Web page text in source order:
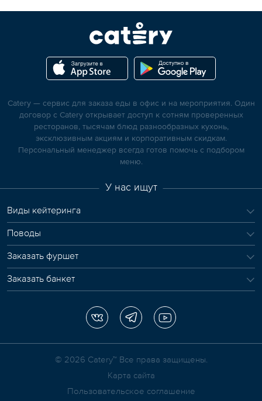
Catery — сервис для заказа еды в офис и на мероприятия. Один
договор с Catery открывает доступ к сотням проверенных
ресторанов, тысячам блюд разнообразных кухонь,
эксклюзивным акциям и корпоративным скидкам.
Персональный менеджер всегда готов помочь с подбором
меню.
У нас ищут
Виды кейтеринга
Поводы
Заказать фуршет
Заказать банкет
© 2026 Сatery™ Все права защищены.
Карта сайта
Пользовательское соглашение